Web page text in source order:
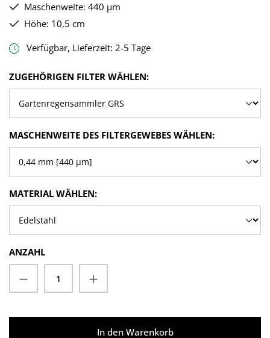
Maschenweite: 440 µm
Höhe: 10,5 cm
Verfügbar, Lieferzeit: 2-5 Tage
ZUGEHÖRIGEN FILTER WÄHLEN:AUSWÄHLEN
MASCHENWEITE DES FILTERGEWEBES WÄHLEN:
MATERIAL WÄHLEN:AUSWÄHLEN
ANZAHL
Produkt Anzahl: Gib den gewünschten
In den Warenkorb